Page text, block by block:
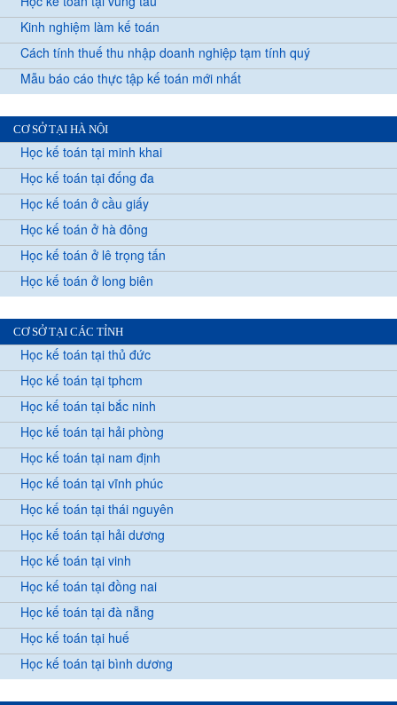
Kinh nghiệm làm kế toán
Cách tính thuế thu nhập doanh nghiệp tạm tính quý
Mẫu báo cáo thực tập kế toán mới nhất
CƠ SỞ TẠI HÀ NỘI
Học kế toán tại minh khai
Học kế toán tại đống đa
Học kế toán ở cầu giấy
Học kế toán ở hà đông
Học kế toán ở lê trọng tấn
Học kế toán ở long biên
CƠ SỞ TẠI CÁC TỈNH
Học kế toán tại thủ đức
Học kế toán tại tphcm
Học kế toán tại bắc ninh
Học kế toán tại hải phòng
Học kế toán tại nam định
Học kế toán tại vĩnh phúc
Học kế toán tại thái nguyên
Học kế toán tại hải dương
Học kế toán tại vinh
Học kế toán tại đồng nai
Học kế toán tại đà nẵng
Học kế toán tại huế
Học kế toán tại bình dương